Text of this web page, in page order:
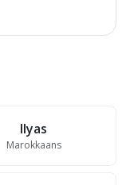
Ilyas
Marokkaans